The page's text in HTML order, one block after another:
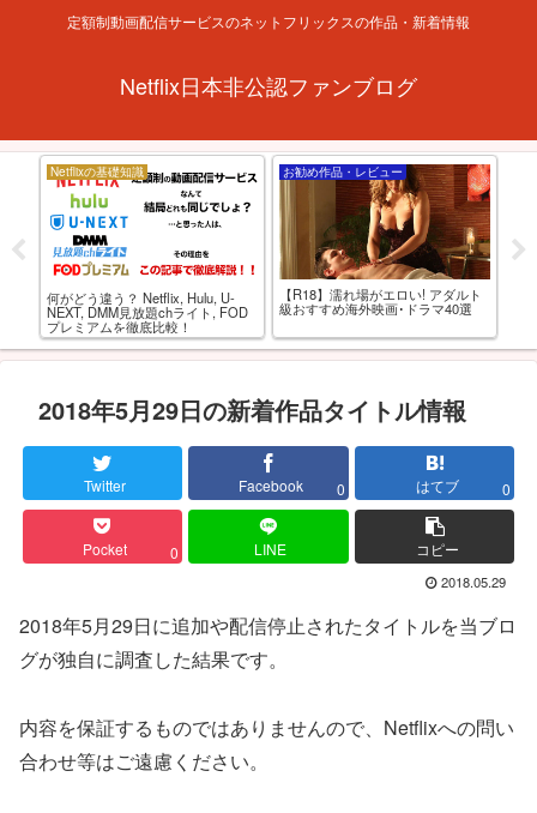
定額制動画配信サービスのネットフリックスの作品・新着情報
Netflix日本非公認ファンブログ
Netflixの基礎知識
何がどう違う？ Netflix, Hulu, U-
NEXT, DMM見放題chライト, FOD
プレミアムを徹底比較！
お勧め作品・レビュー
【R18】濡れ場がエロい! アダルト
級おすすめ海外映画･ドラマ40選
2018年5月29日の新着作品タイトル情報
Twitter Facebook 0 はてブ 0
Pocket 0 LINE コピー
2018.05.29
2018年5月29日に追加や配信停止されたタイトルを当ブロ
グが独自に調査した結果です。
内容を保証するものではありませんので、Netflixへの問い
合わせ等はご遠慮ください。